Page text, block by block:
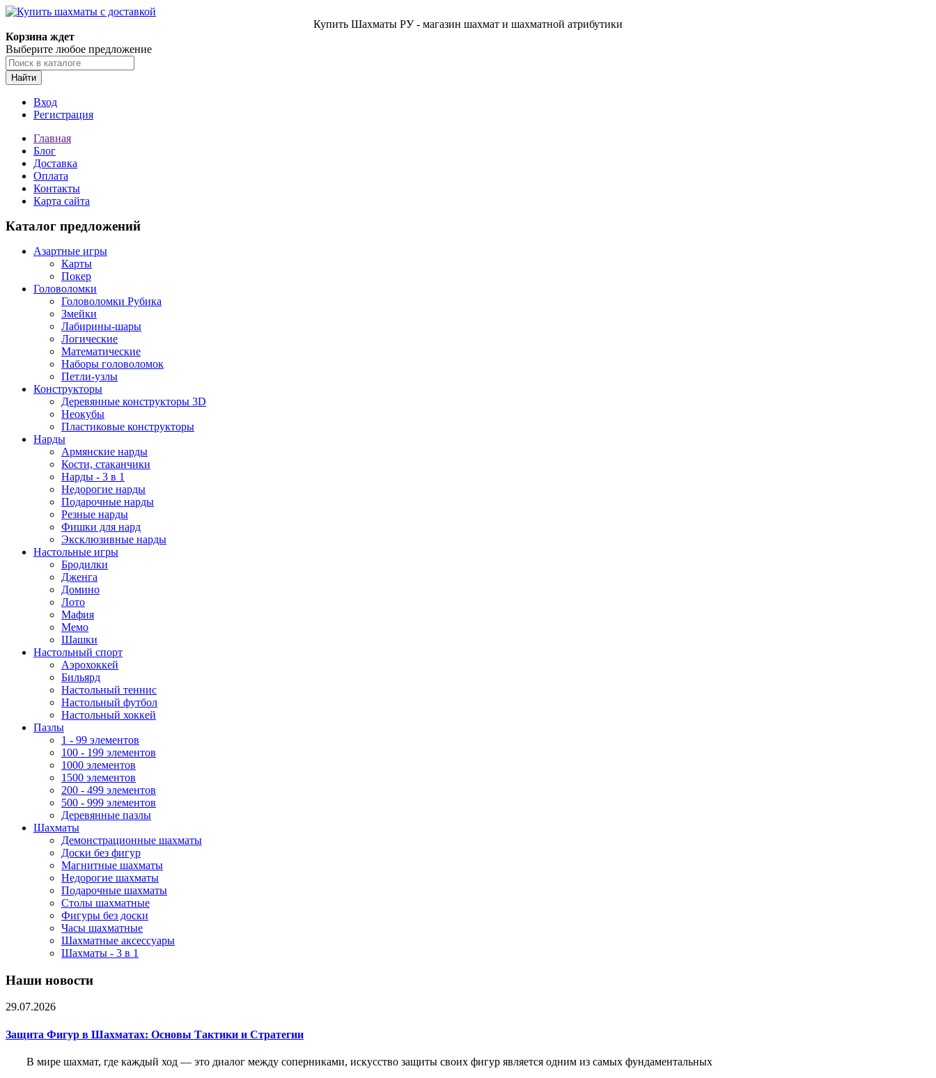
Купить Шахматы РУ - магазин шахмат и шахматной атрибутики
Корзина ждет
Выберите любое предложение
Найти
Вход
Регистрация
Главная
Блог
Доставка
Оплата
Контакты
Карта сайта
Каталог предложений
Азартные игры
Карты
Покер
Головоломки
Головоломки Рубика
Змейки
Лабирины-шары
Логические
Математические
Наборы головоломок
Петли-узлы
Конструкторы
Деревянные конструкторы 3D
Неокубы
Пластиковые конструкторы
Нарды
Армянские нарды
Кости, стаканчики
Нарды - 3 в 1
Недорогие нарды
Подарочные нарды
Резные нарды
Фишки для нард
Эксклюзивные нарды
Настольные игры
Бродилки
Дженга
Домино
Лото
Мафия
Мемо
Шашки
Настольный спорт
Аэрохоккей
Бильярд
Настольный теннис
Настольный футбол
Настольный хоккей
Пазлы
1 - 99 элементов
100 - 199 элементов
1000 элементов
1500 элементов
200 - 499 элементов
500 - 999 элементов
Деревянные пазлы
Шахматы
Демонстрационные шахматы
Доски без фигур
Магнитные шахматы
Недорогие шахматы
Подарочные шахматы
Столы шахматные
Фигуры без доски
Часы шахматные
Шахматные аксессуары
Шахматы - 3 в 1
Наши новости
29.07.2026
Защита Фигур в Шахматах: Основы Тактики и Стратегии
В мире шахмат, где каждый ход — это диалог между соперниками, искусство защиты своих фигур является одним из самых фундаментальных